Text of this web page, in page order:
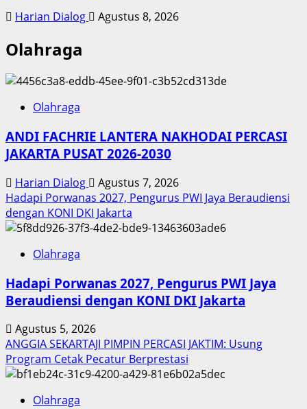
Harian Dialog Agustus 8, 2026
Olahraga
Olahraga
ANDI FACHRIE LANTERA NAKHODAI PERCASI
JAKARTA PUSAT 2026-2030
Harian Dialog
Agustus 7, 2026
Hadapi Porwanas 2027, Pengurus PWI Jaya Beraudiensi
dengan KONI DKI Jakarta
Olahraga
Hadapi Porwanas 2027, Pengurus PWI Jaya
Beraudiensi dengan KONI DKI Jakarta
Agustus 5, 2026
ANGGIA SEKARTAJI PIMPIN PERCASI JAKTIM: Usung
Program Cetak Pecatur Berprestasi
Olahraga